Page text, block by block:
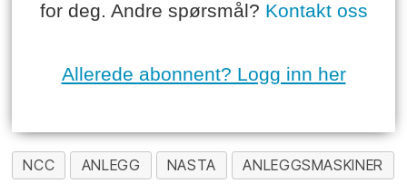
for deg. Andre spørsmål? Kontakt oss
Allerede abonnent? Logg inn her
NCC ANLEGG NASTA ANLEGGSMASKINER